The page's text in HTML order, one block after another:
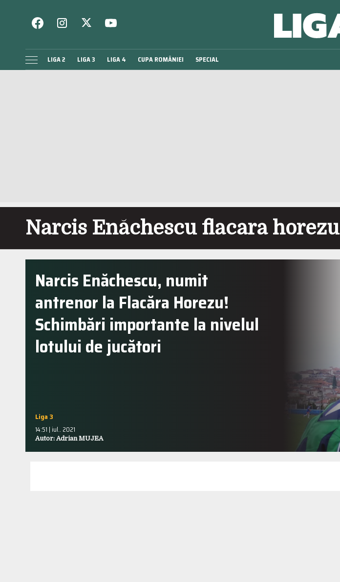
LIGA 2 LIGA 3 LIGA 4 CUPA ROMÂNIEI SPECIAL
Narcis Enăchescu flacara horezu
Narcis Enăchescu, numit
antrenor la Flacăra Horezu!
Schimbări importante la nivelul
lotului de jucători
Liga 3
14:51 | iul.. 2021
Autor: Adrian MUJEA